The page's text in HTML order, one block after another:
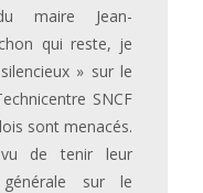
maire Jean-
qui reste, je
» sur le
SNCF
sont menacés.
de tenir leur
générale sur le